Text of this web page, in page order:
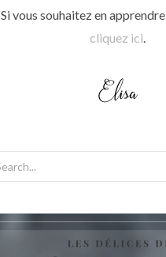
Si vous souhaitez en
cliquez ici.